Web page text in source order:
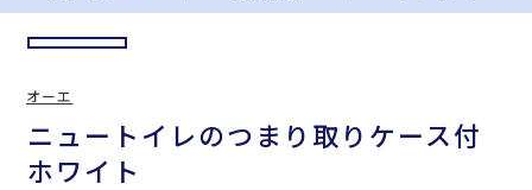
ニュートイレのつまり取りケース付
ホワイト
オーエ